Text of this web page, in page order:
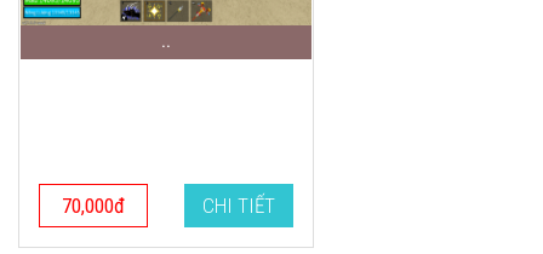
..
70,000đ CHI TIẾT